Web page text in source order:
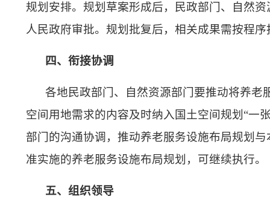
规划安排。规划草案形成后，民政部门、自然
人民政府审批。规划批复后，相关成果需按程
四、衔接协调
各地民政部门、自然资源部门要推动将养
空间用地需求的内容及时纳入国土空间规划“一
部门的沟通协调，推动养老服务设施布局规划
准实施的养老服务设施布局规划，可继续执行。
五、组织领导